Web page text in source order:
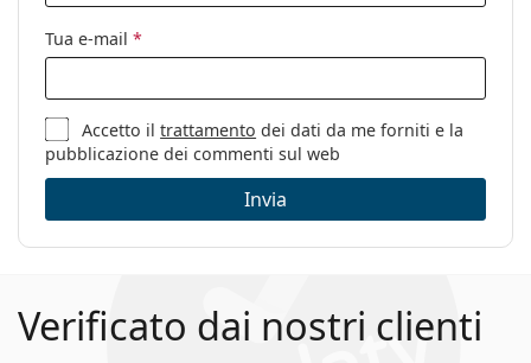
Sesso:
Unisex
Categorie:
Occhiali da vista
Occhiali per PC
Marca:
Ray-Ban
Codice:
RB1972 9196BF 54
Tua e-mail *
Accetto iltrattamento dei dati da me forniti e la
pubblicazione dei commenti sul web
Invia
Verificato dai nostri clienti